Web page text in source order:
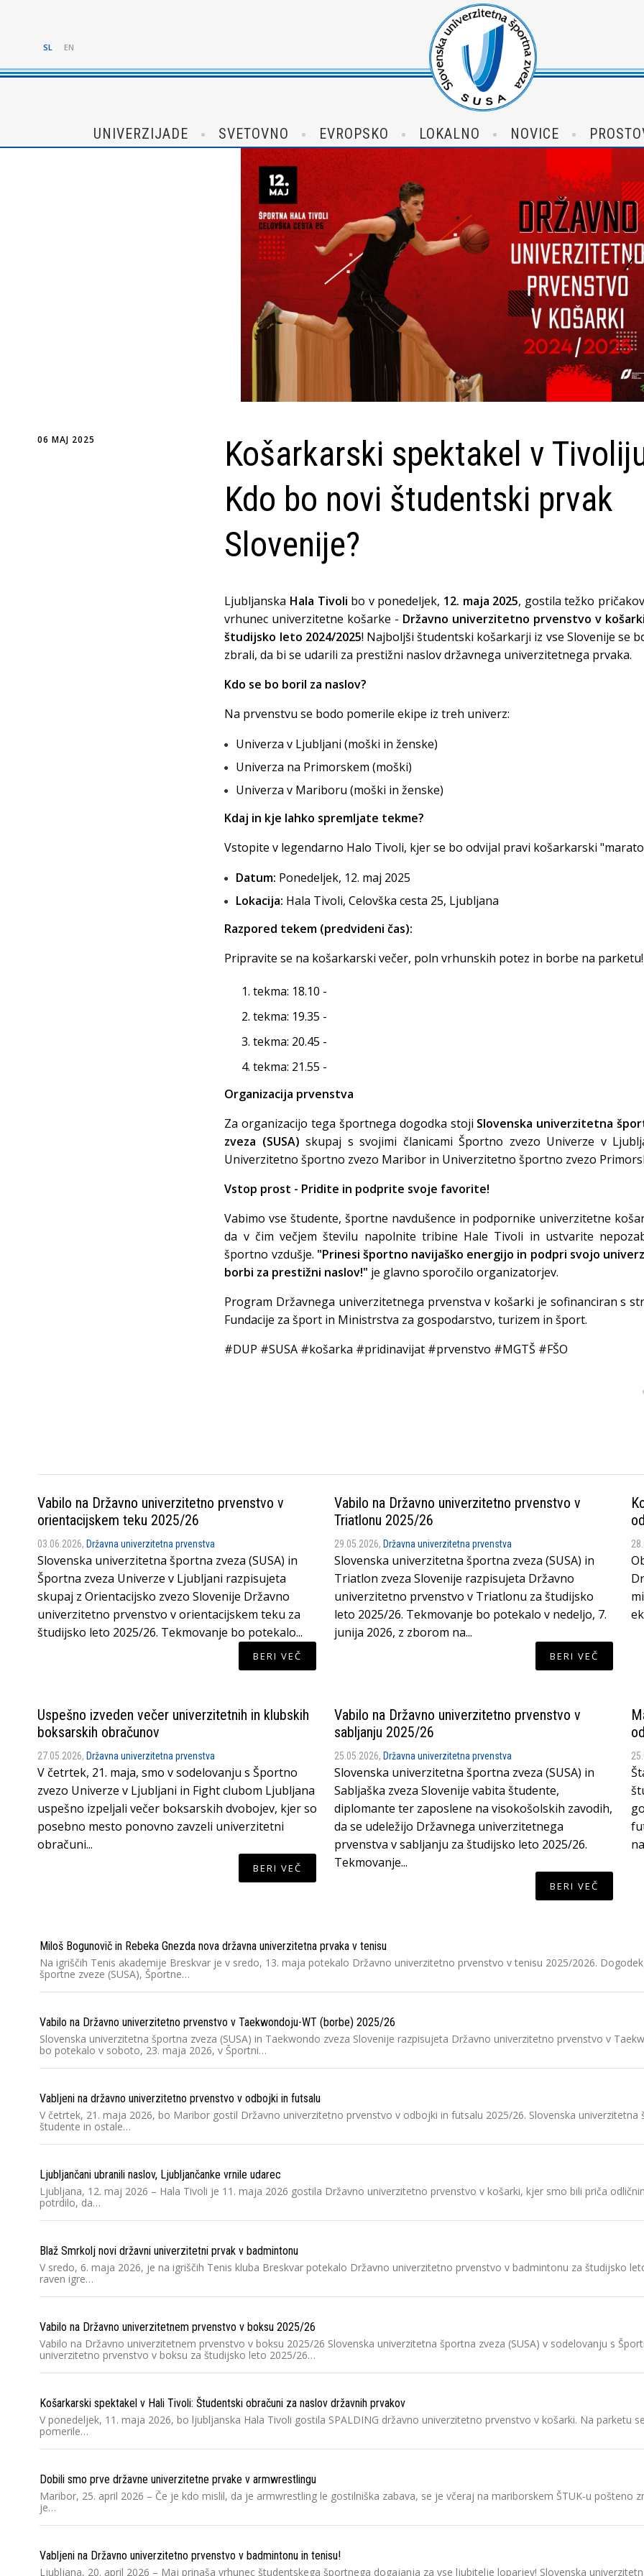
SL EN
UNIVERZIJADE SVETOVNO EVROPSKO LOKALNO NOVICE
06 MAJ 2025
Košarkarski spektakel v
Kdo bo novi študentski prvak
Slovenije?
Ljubljanska Hala Tivoli bo v ponedeljek, 12. maja 2025, gostila težko
vrhunec univerzitetne košarke - Državno univerzitetno prvenstvo v
študijsko leto 2024/2025! Najboljši študentski košarkarji iz vse Slovenije se
zbrali, da bi se udarili za prestižni naslov državnega univerzitetnega prvaka.
Kdo se bo boril za naslov?
Na prvenstvu se bodo pomerile ekipe iz treh univerz:
Univerza v Ljubljani (moški in ženske)
Univerza na Primorskem (moški)
Univerza v Mariboru (moški in ženske)
Kdaj in kje lahko spremljate tekme?
Vstopite v legendarno Halo Tivoli, kjer se bo odvijal pravi košarkarski
Datum: Ponedeljek, 12. maj 2025
Lokacija: Hala Tivoli, Celovška cesta 25, Ljubljana
Razpored tekem (predvideni čas):
Pripravite se na košarkarski večer, poln vrhunskih potez in borbe na parketu!
tekma: 18.10 -
tekma: 19.35 -
tekma: 20.45 -
tekma: 21.55 -
Organizacija prvenstva
Za organizacijo tega športnega dogodka stoji Slovenska univerzitetna
zveza (SUSA) skupaj s svojimi članicami Športno zvezo Univerze v
Univerzitetno športno zvezo Maribor in Univerzitetno športno zvezo
Vstop prost - Pridite in podprite svoje favorite!
Vabimo vse študente, športne navdušence in podpornike univerzitetne
da v čim večjem številu napolnite tribine Hale Tivoli in ustvarite
športno vzdušje. "Prinesi športno navijaško energijo in podpri svojo
borbi za prestižni naslov!" je glavno sporočilo organizatorjev.
Program Državnega univerzitetnega prvenstva v košarki je sofinanciran s
Fundacije za šport in Ministrstva za gospodarstvo, turizem in šport.
#DUP #SUSA #košarka #pridinavijat #prvenstvo #MGTŠ #FŠO
Vabilo na Državno univerzitetno prvenstvo v
orientacijskem teku 2025/26
03.06.2026, Državna univerzitetna prvenstva
Slovenska univerzitetna športna zveza (SUSA) in
Športna zveza Univerze v Ljubljani razpisujeta
skupaj z Orientacijsko zvezo Slovenije Državno
univerzitetno prvenstvo v orientacijskem teku za
študijsko leto 2025/26. Tekmovanje bo potekalo...
BERI VEČ
Vabilo na Državno univerzitetno prvenstvo v
Triatlonu 2025/26
29.05.2026, Državna univerzitetna prvenstva
Slovenska univerzitetna športna zveza (SUSA) in
Triatlon zveza Slovenije razpisujeta Državno
univerzitetno prvenstvo v Triatlonu za študijsko
leto 2025/26. Tekmovanje bo potekalo v nedeljo, 7.
junija 2026, z zborom na...
BERI VEČ
Uspešno izveden večer univerzitetnih in klubskih
boksarskih obračunov
27.05.2026, Državna univerzitetna prvenstva
V četrtek, 21. maja, smo v sodelovanju s Športno
zvezo Univerze v Ljubljani in Fight clubom Ljubljana
uspešno izpeljali večer boksarskih dvobojev, kjer so
posebno mesto ponovno zavzeli univerzitetni
obračuni...
BERI VEČ
Vabilo na Državno univerzitetno prvenstvo v
sabljanju 2025/26
25.05.2026, Državna univerzitetna prvenstva
Slovenska univerzitetna športna zveza (SUSA) in
Sabljaška zveza Slovenije vabita študente,
diplomante ter zaposlene na visokošolskih zavodih,
da se udeležijo Državnega univerzitetnega
prvenstva v sabljanju za študijsko leto 2025/26.
Tekmovanje...
BERI VEČ
Miloš Bogunovič in Rebeka Gnezda nova državna univerzitetna prvaka v tenisu
Na igriščih Tenis akademije Breskvar je v sredo, 13. maja potekalo Državno univerzitetno prvenstvo v tenisu 2025/2026.
športne zveze (SUSA), Športne…
Vabilo na Državno univerzitetno prvenstvo v Taekwondoju-WT (borbe) 2025/26
Slovenska univerzitetna športna zveza (SUSA) in Taekwondo zveza Slovenije razpisujeta Državno univerzitetno prvenstvo v
bo potekalo v soboto, 23. maja 2026, v Športni…
Vabljeni na državno univerzitetno prvenstvo v odbojki in futsalu
V četrtek, 21. maja 2026, bo Maribor gostil Državno univerzitetno prvenstvo v odbojki in futsalu 2025/26. Slovenska univerzitetna
študente in ostale…
Ljubljančani ubranili naslov, Ljubljančanke vrnile udarec
Ljubljana, 12. maj 2026 – Hala Tivoli je 11. maja 2026 gostila Državno univerzitetno prvenstvo v košarki, kjer smo bili priča
potrdilo, da…
Blaž Smrkolj novi državni univerzitetni prvak v badmintonu
V sredo, 6. maja 2026, je na igriščih Tenis kluba Breskvar potekalo Državno univerzitetno prvenstvo v badmintonu za študijsko
raven igre…
Vabilo na Državno univerzitetnem prvenstvo v boksu 2025/26
Vabilo na Državno univerzitetnem prvenstvo v boksu 2025/26 Slovenska univerzitetna športna zveza (SUSA) v sodelovanju s
univerzitetno prvenstvo v boksu za študijsko leto 2025/26…
Košarkarski spektakel v Hali Tivoli: Študentski obračuni za naslov državnih prvakov
V ponedeljek, 11. maja 2026, bo ljubljanska Hala Tivoli gostila SPALDING državno univerzitetno prvenstvo v košarki. Na parketu
pomerile…
Dobili smo prve državne univerzitetne prvake v armwrestlingu
Maribor, 25. april 2026 – Če je kdo mislil, da je armwrestling le gostilniška zabava, se je včeraj na mariborskem ŠTUK-u
je…
Vabljeni na Državno univerzitetno prvenstvo v badmintonu in tenisu!
Ljubljana, 20. april 2026 – Maj prinaša vrhunec študentskega športnega dogajanja za vse ljubitelje loparjev! Slovenska